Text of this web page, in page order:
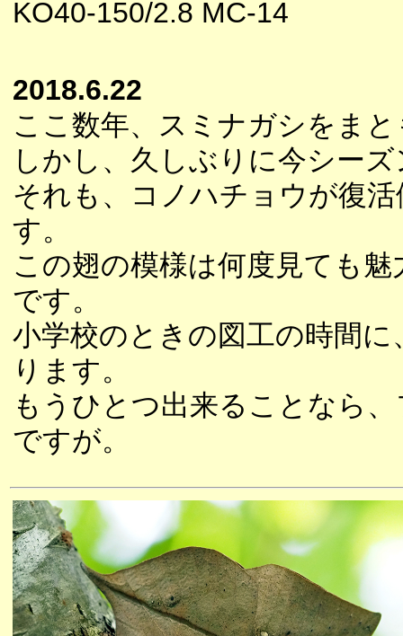
KO40-150/2.8 MC-14
2018.6.22
ここ数年、スミナガシをま
しかし、久しぶりに今シー
それも、コノハチョウが復
す。
この翅の模様は何度見ても
です。
小学校のときの図工の時間
ります。
もうひとつ出来ることなら
ですが。